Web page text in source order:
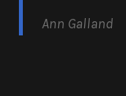
Ann Galland